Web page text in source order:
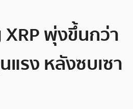
พุ่งขึ้นกว่า
แรง หลังซบเซา